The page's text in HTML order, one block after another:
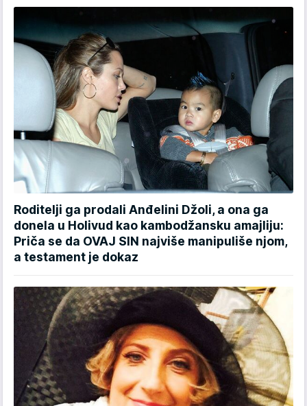
Roditelji ga prodali Anđelini Džoli, a ona ga
donela u Holivud kao kambodžansku amajliju:
Priča se da OVAJ SIN najviše manipuliše njom,
a testament je dokaz